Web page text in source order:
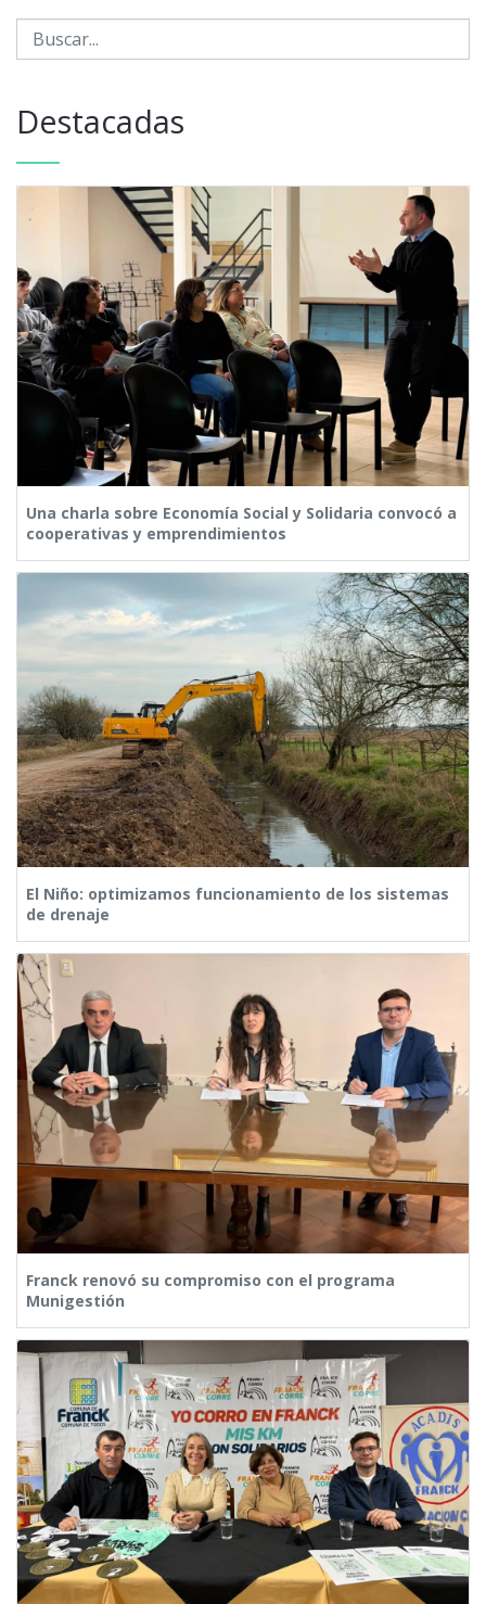
Destacadas
Una charla sobre Economía Social y Solidaria convocó a
cooperativas y emprendimientos
El Niño: optimizamos funcionamiento de los sistemas
de drenaje
Franck renovó su compromiso con el programa
Munigestión